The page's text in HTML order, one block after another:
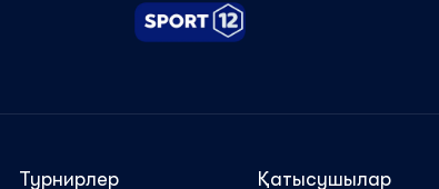
Турнирлер Қатысушылар